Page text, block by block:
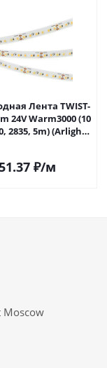
Лента TWIST-
24V Warm3000 (10
2835, 5m) (Arlight,
₽/м
Moscow